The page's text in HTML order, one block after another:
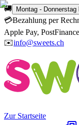
🚚 Montag -
💳Bezahlung per
Apple Pay, PostFinance
✉️info@sweets.ch
Zur Startseite